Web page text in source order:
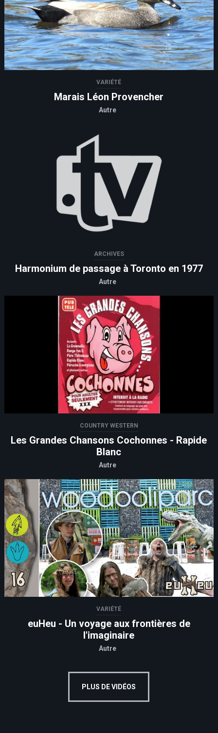
VARIÉTÉ
Marais Léon Provencher
Autre
ARCHIVES
Harmonium de passage à Toronto en 1977
Autre
COUNTRY WESTERN
Les Grandes Chansons Cochonnes - Rapide
Blanc
Autre
VARIÉTÉ
euHeu - Un voyage aux frontières de
l'imaginaire
Autre
PLUS DE VIDÉOS